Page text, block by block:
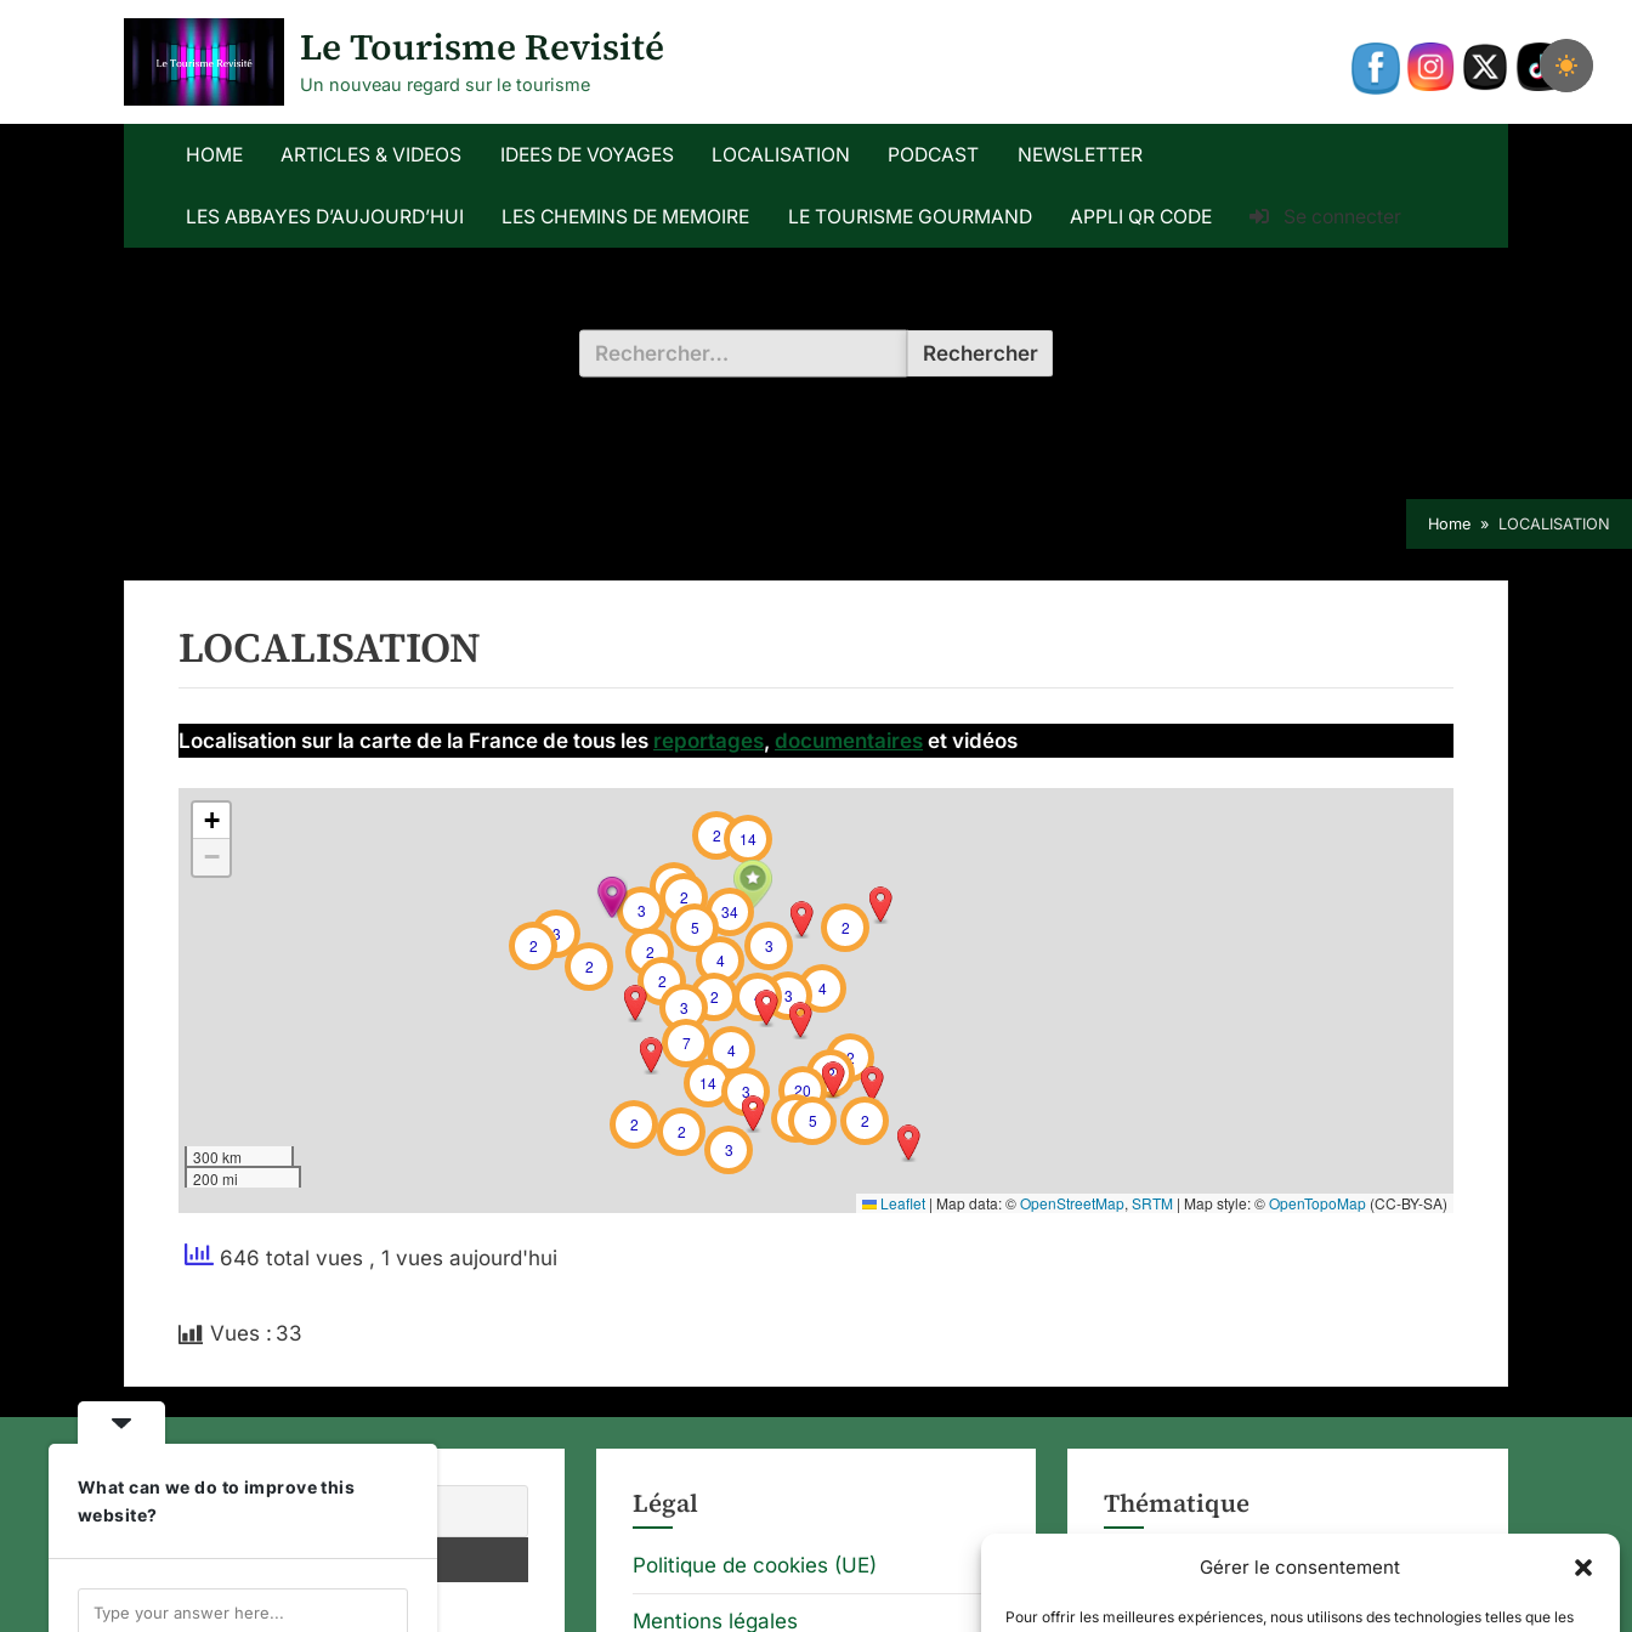
Gérer le consentement
Pour offrir les meilleures expériences, nous utilisons des technologies telles que les
Le Tourisme Revisité
Un nouveau regard sur le tourisme
HOME ARTICLES & VIDEOS IDEES DE VOYAGES LOCALISATION PODCAST NEWSLETTER
LES ABBAYES D’AUJOURD’HUI LES CHEMINS DE MEMOIRE LE TOURISME GOURMAND APPLI QR CODE Se connecter
Rechercher :
Home LOCALISATION
LOCALISATION
Localisation sur la carte de la France de tous les reportages, documentaires et vidéos
2
2
2
2
3
2
2
2
3
2
3
2
2
5
2
3
2
3
2
4
4
4
5
3
5
4
3
6
14 20
34
14
7
+
−
300 km
200 mi
Leaflet | Map data: ©OpenStreetMap, SRTM | Map style: ©OpenTopoMap (CC-BY-SA)
646 total vues , 1 vues aujourd'hui
Vues : 33
Légal
Politique de cookies (UE)
Mentions légales
Thématique
APPLI QR CODE
QUE FAIRE À ?
What can we do to improve this
website?